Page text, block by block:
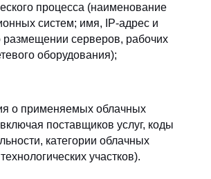
процесса (наименование
систем; имя, IP-адрес и
размещении серверов, рабочих
оборудования);
о применяемых облачных
поставщиков услуг, коды
категории облачных
участков).